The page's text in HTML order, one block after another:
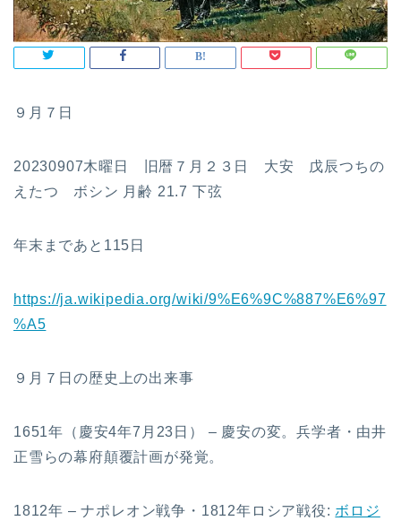
９月７日
20230907木曜日 旧暦７月２３日 大安 戊辰つちの
えたつ ボシン 月齢 21.7 下弦
年末まであと115日
https://ja.wikipedia.org/wiki/9%E6%9C%887%E6%97
%A5
９月７日の歴史上の出来事
1651年（慶安4年7月23日） – 慶安の変。兵学者・由井
正雪らの幕府顛覆計画が発覚。
1812年 – ナポレオン戦争・1812年ロシア戦役: ボロジ